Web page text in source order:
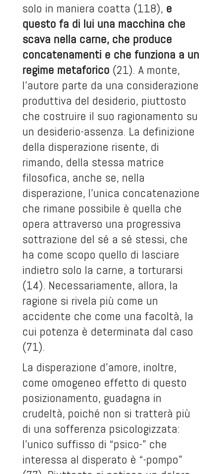
solo in maniera coatta (118), e
questo fa di lui una macchina che
scava nella carne, che produce
concatenamenti e che funziona a un
regime metaforico(21). A monte,
l’autore parte da una considerazione
produttiva del desiderio, piuttosto
che costruire il suo ragionamento su
un desiderio-assenza. La definizione
della disperazione risente, di
rimando, della stessa matrice
filosofica, anche se, nella
disperazione, l’unica concatenazione
che rimane possibile è quella che
opera attraverso una progressiva
sottrazione del sé a sé stessi, che
ha come scopo quello di lasciare
indietro solo la carne, a torturarsi
(14). Necessariamente, allora, la
ragione si rivela più come un
accidente che come una facoltà, la
cui potenza è determinata dal caso
(71).
La disperazione d’amore, inoltre,
come omogeneo effetto di questo
posizionamento, guadagna in
crudeltà, poiché non si tratterà più
di una sofferenza psicologizzata:
l’unico suffisso di “psico-” che
interessa al disperato è “-pompo”